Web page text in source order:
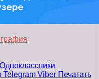
Одноклассники
Telegram Viber Печатать